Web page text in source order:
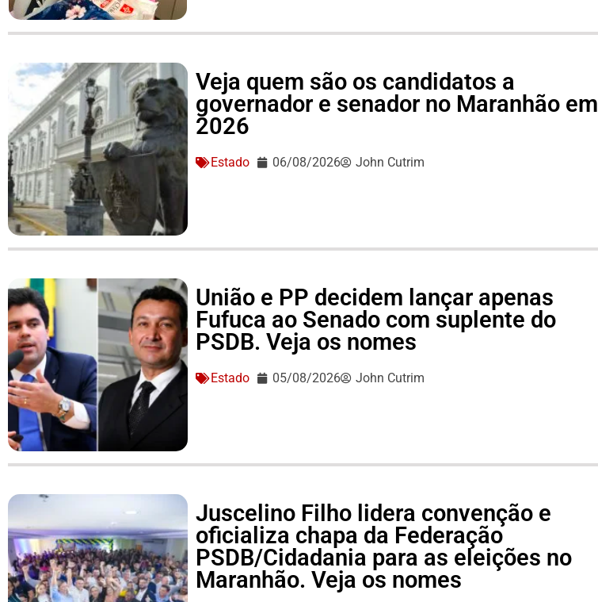
Veja quem são os candidatos a
governador e senador no Maranhão em
2026
Estado 06/08/2026 John Cutrim
União e PP decidem lançar apenas
Fufuca ao Senado com suplente do
PSDB. Veja os nomes
Estado 05/08/2026 John Cutrim
Juscelino Filho lidera convenção e
oficializa chapa da Federação
PSDB/Cidadania para as eleições no
Maranhão. Veja os nomes